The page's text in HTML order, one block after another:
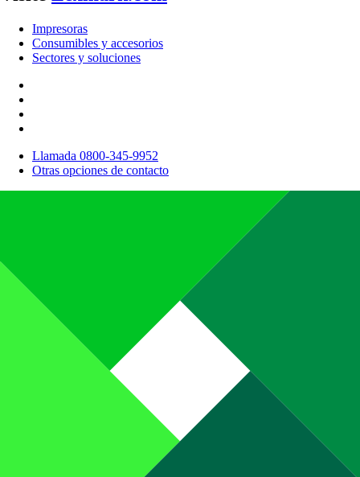
Impresoras
Consumibles y accesorios
Sectores y soluciones
Llamada 0800-345-9952
Otras opciones de contacto